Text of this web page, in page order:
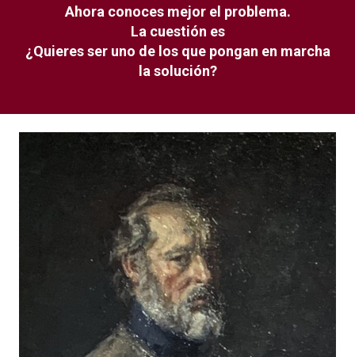
Ahora conoces mejor el problema.
La cuestión es
¿Quieres ser uno de los que pongan en marcha
la solución?